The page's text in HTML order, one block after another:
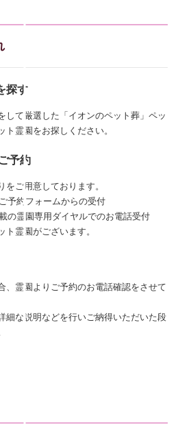
探す
して厳選した「イオンのペット葬」ペッ
ト霊園をお探しください。
予約
ご用意しております。
予約フォームからの受付
の霊園専用ダイヤルでのお電話受付
霊園がございます。
、霊園よりご予約のお電話確認をさせて
細な説明などを行いご納得いただいた段